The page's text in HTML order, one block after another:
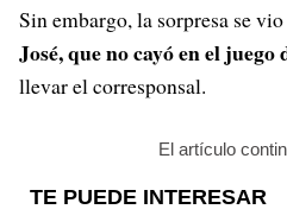
Sin embargo, la sorpresa se
José, que no cayó en el juego
llevar el corresponsal.
El artículo
TE PUEDE INTERESAR